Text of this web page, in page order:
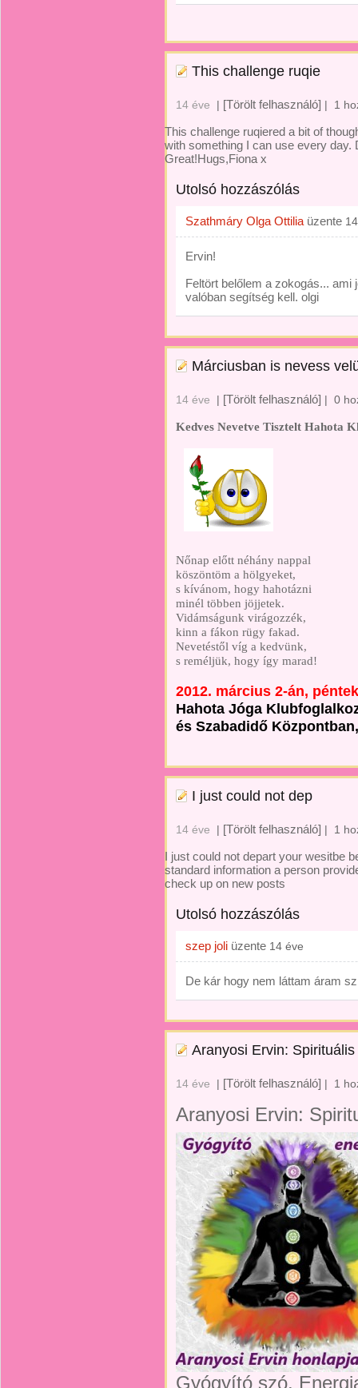
This challenge ruqie
14 éve | [Törölt felhasználó] | 1
This challenge ruqiered a bit of
with something I can use every
Great!Hugs,Fiona x
Utolsó hozzászólás
Szathmáry Olga Ottilia üzente
Ervin!
Feltört belőlem a zokogás...
valóban segítség kell. olgi
Márciusban is nevess
14 éve | [Törölt felhasználó] | 0
Kedves Nevetve Tisztelt Hahota
Nőnap előtt néhány nappal
köszöntöm a hölgyeket,
s kívánom, hogy hahotázni
minél többen jöjjetek.
Vidámságunk virágozzék,
kinn a fákon rügy fakad.
Nevetéstől víg a kedvünk,
s reméljük, hogy így marad!
2012. március 2-án,
Hahota Jóga
és Szabadidő
I just could not dep
14 éve | [Törölt felhasználó] | 1
I just could not depart your wesitbe
standard information a person
check up on new posts
Utolsó hozzászólás
szep joli üzente 14 éve
De kár hogy nem láttam áram
Aranyosi Ervin:
14 éve | [Törölt felhasználó] | 1
Aranyosi Ervin:
Gyógyító szó.